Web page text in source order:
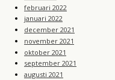
februari 2022
januari 2022
december 2021
november 2021
oktober 2021
september 2021
augusti 2021